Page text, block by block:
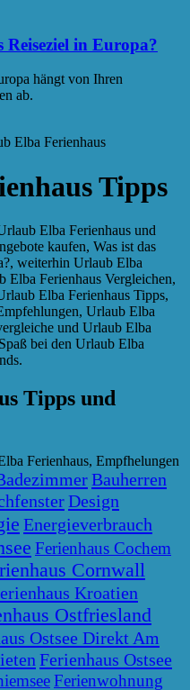
Reiseziel in Europa?
hängt von Ihren
ab.
Elba Ferienhaus
Tipps
Elba Ferienhaus und
kaufen, Was ist das
weiterhin Urlaub Elba
Elba Ferienhaus Vergleichen,
Elba Ferienhaus Tipps,
Urlaub Elba
und Urlaub Elba
bei den Urlaub Elba
Tipps und
Ferienhaus, Empfhelungen
Bauherren
Design
Energieverbrauch
Ferienhaus Cochem
Cornwall
Kroatien
Ostfriesland
Ostsee Direkt Am
Ferienhaus Ostsee
Ferienwohnung